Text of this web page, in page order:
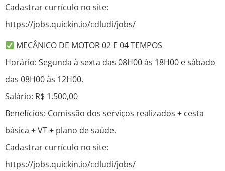
Cadastrar currículo no site:
https://jobs.quickin.io/cdludi/jobs/
MECÂNICO DE MOTOR 02 E 04 TEMPOS
Horário: Segunda à sexta das 08H00 às 18H00 e sábado
das 08H00 às 12H00.
Salário: R$ 1.500,00
Benefícios: Comissão dos serviços realizados + cesta
básica + VT + plano de saúde.
Cadastrar currículo no site:
https://jobs.quickin.io/cdludi/jobs/